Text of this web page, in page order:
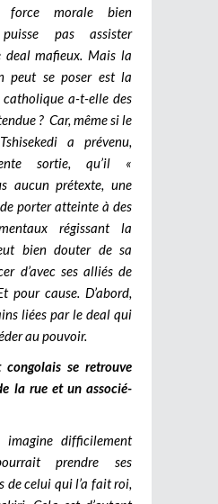
morale bien
pas assister
deal mafieux. Mais la
peut se poser est la
catholique a-t-elle des
? Car, même si le
a prévenu,
sortie, qu’il «
aucun prétexte, une
porter atteinte à des
régissant la
bien douter de sa
d’avec ses alliés de
pour cause. D’abord,
liées par le deal qui
au pouvoir.
congolais se retrouve
la rue et un associé-
imagine difficilement
prendre ses
de celui qui l’a fait roi,